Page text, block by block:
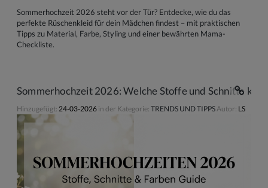
Sommerhochzeit 2026 steht vor der Tür? Entdecke, wie du das
perfekte Rüschenkleid für dein Mädchen findest – mit praktischen
Tipps zu Material, Farbe, Styling und einer bewährten Mama-
Checkliste.
Sommerhochzeit 2026: Welche Stoffe und Schnitte
Hinzugefügt: 24-03-2026 in der Kategorie: TRENDS UND TIPPS Autor: LS